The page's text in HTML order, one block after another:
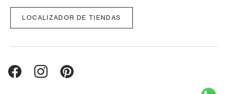
LOCALIZADOR DE TIENDAS